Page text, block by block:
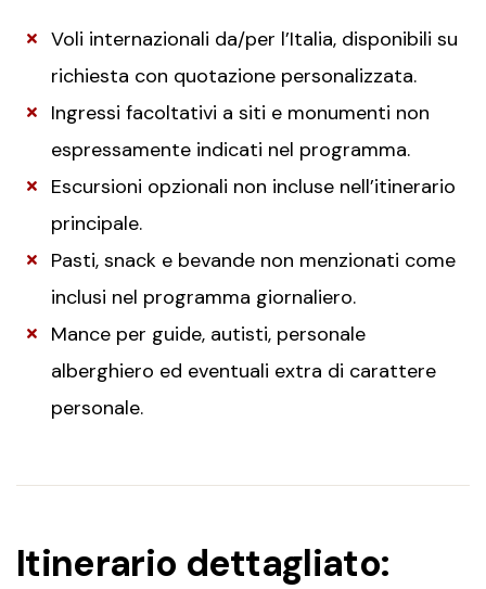
Voli internazionali da/per l’Italia, disponibili su
richiesta con quotazione personalizzata.
Ingressi facoltativi a siti e monumenti non
espressamente indicati nel programma.
Escursioni opzionali non incluse nell’itinerario
principale.
Pasti, snack e bevande non menzionati come
inclusi nel programma giornaliero.
Mance per guide, autisti, personale
alberghiero ed eventuali extra di carattere
personale.
Itinerario dettagliato: